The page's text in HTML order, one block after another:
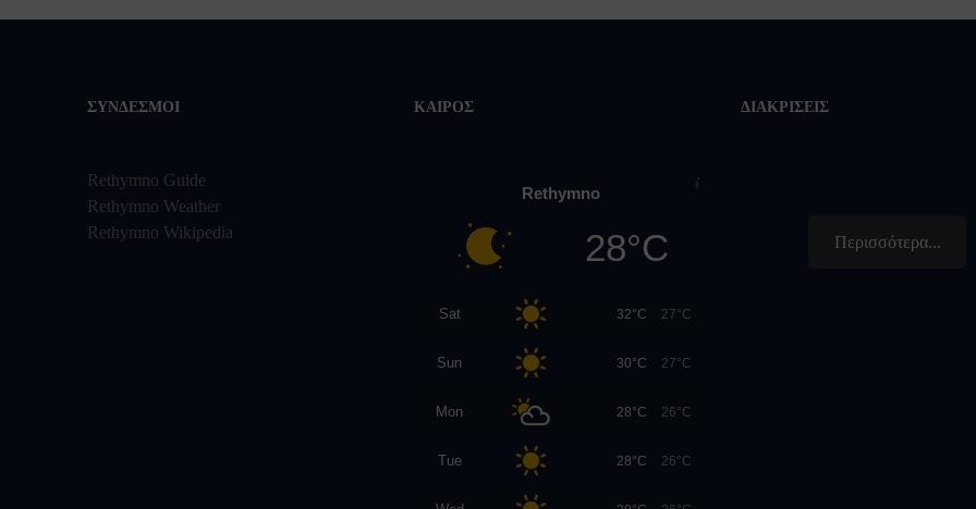
ΣΎΝΔΕΣΜΟΙ
Rethymno Guide
Rethymno Weather
Rethymno Wikipedia
ΚΑΙΡΌΣ
Rethymno
28°C
Sat 32°C 27°C
Sun 30°C 27°C
Mon 28°C 26°C
Tue 28°C 26°C
ΔΙΑΚΡΊΣΕΙΣ
Περισσότερα...